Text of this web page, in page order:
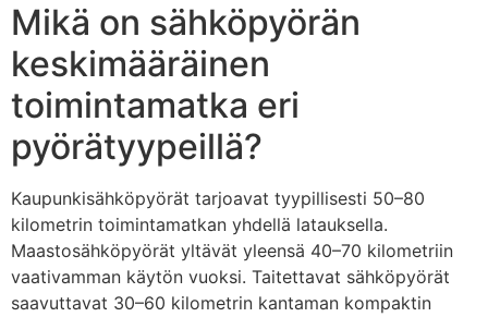
Mikä on sähköpyörän
keskimääräinen
toimintamatka eri
pyörätyypeillä?
Kaupunkisähköpyörät tarjoavat tyypillisesti 50–80
kilometrin toimintamatkan yhdellä latauksella.
Maastosähköpyörät yltävät yleensä 40–70 kilometriin
vaativamman käytön vuoksi. Taitettavat sähköpyörät
saavuttavat 30–60 kilometrin kantaman kompaktin